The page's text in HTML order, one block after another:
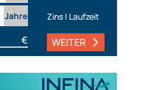
Jahre Zins | Laufzeit
€ WEITER